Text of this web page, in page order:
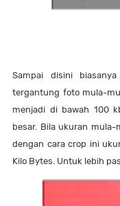
Sampai disini
tergantung foto mula-
menjadi di bawah 100
besar. Bila ukuran
dengan cara crop ini
Kilo Bytes. Untuk lebih